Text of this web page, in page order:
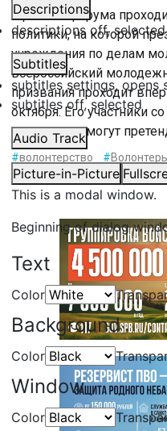
Descriptions
descriptions off, selected
Subtitles
subtitles settings, opens
subtitles off, selected
Audio Track
Picture-in-Picture
This is a modal window.
Beginning of dialog
Text
Color
Background
Color
Window
Color
В рамках форума
политики, на которой
учреждения по делам
Всероссийский
призвания проходит
октября. Его участники
проектами смогут
#волонтерство #